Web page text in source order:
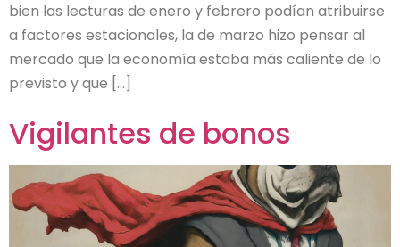
bien las lecturas de enero y febrero podían atribuirse
a factores estacionales, la de marzo hizo pensar al
mercado que la economía estaba más caliente de lo
previsto y que […]
Vigilantes de bonos